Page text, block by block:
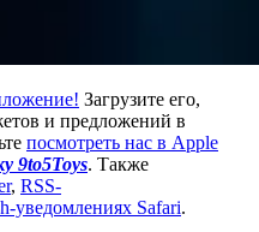
Загрузите его,
и предложений в
посмотреть нас в Apple
9to5Toys. Также
, RSS-
уведомлениях Safari.